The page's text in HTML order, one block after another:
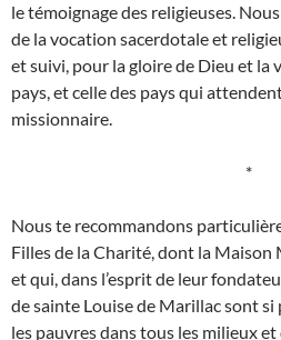
le témoignage des religieuses.
de la vocation sacerdotale et
et suivi, pour la gloire de Dieu et la
pays, et celle des pays qui
missionnaire.
*
Nous te recommandons
Filles de la Charité, dont la Maison
et qui, dans l’esprit de leur
de sainte Louise de Marillac sont si
les pauvres dans tous les milieux